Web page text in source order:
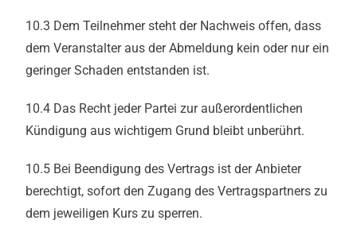
10.3 Dem Teilnehmer steht der Nachweis offen, dass
dem Veranstalter aus der Abmeldung kein oder nur ein
geringer Schaden entstanden ist.
10.4 Das Recht jeder Partei zur außerordentlichen
Kündigung aus wichtigem Grund bleibt unberührt.
10.5 Bei Beendigung des Vertrags ist der Anbieter
berechtigt, sofort den Zugang des Vertragspartners zu
dem jeweiligen Kurs zu sperren.